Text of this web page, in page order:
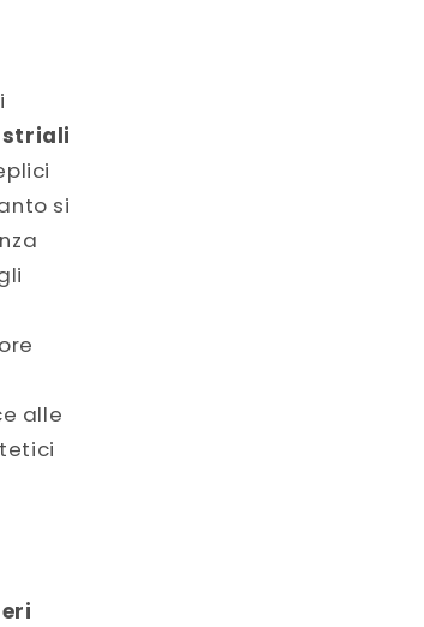
si
alle